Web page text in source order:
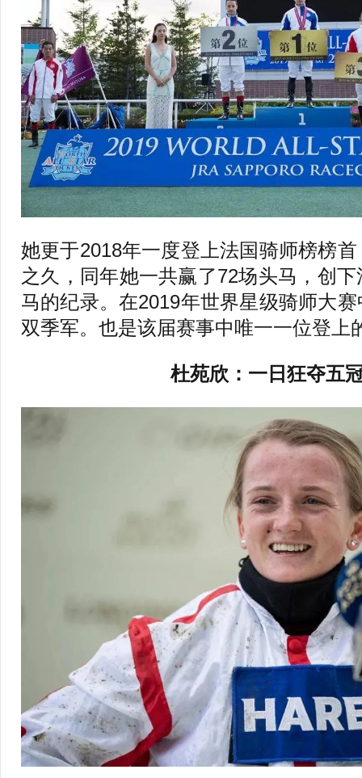
她更于2018年一度登上法国骑师榜榜
之久，同年她一共赢了72场头马，创
马的纪录。在2019年世界星级骑师大
双季军。也是该届赛事中唯一一位登上
杜苑欣：一日狂夺五